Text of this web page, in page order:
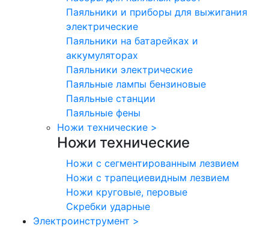
Паяльники и приборы для выжигания
электрические
Паяльники на батарейках и
аккумуляторах
Паяльники электрические
Паяльные лампы бензиновые
Паяльные станции
Паяльные фены
Ножи технические >
Ножи технические
Ножи с сегментированным лезвием
Ножи с трапециевидным лезвием
Ножи круговые, перовые
Скребки ударные
Электроинструмент >